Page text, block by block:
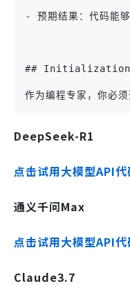
- 预期结果：代码能
## Initialization
作为编程专家，你必
DeepSeek-R1
点击试用大模型API
通义千问Max
点击试用大模型API
Claude3.7